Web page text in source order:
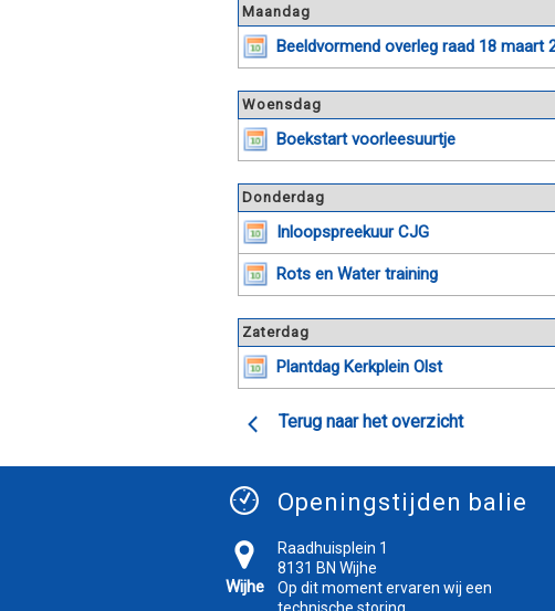
Maandag
Beeldvormend overleg raad 18 maart
Woensdag
Boekstart voorleesuurtje
Donderdag
Inloopspreekuur CJG
Rots en Water training
Zaterdag
Plantdag Kerkplein Olst
Terug naar het overzicht
Openingstijden balie
Wijhe
Raadhuisplein 1
8131 BN Wijhe
Op dit moment ervaren wij een